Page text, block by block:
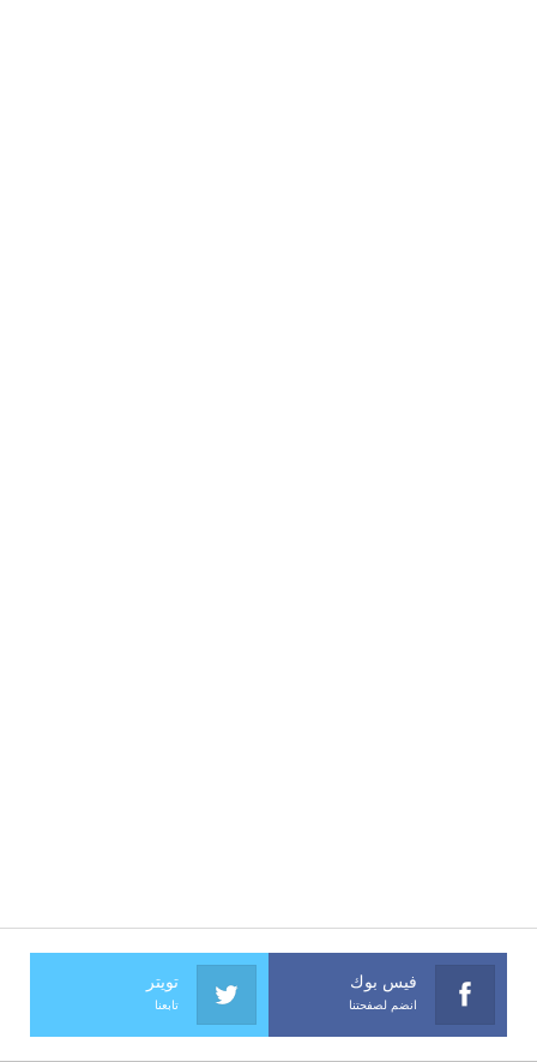
فيس بوك
انضم لصفحتنا
تويتر
تابعنا